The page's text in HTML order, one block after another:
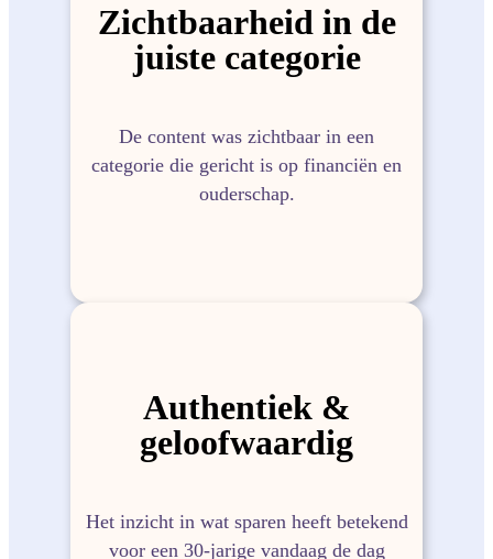
Zichtbaarheid in de
juiste categorie
De content was zichtbaar in een
categorie die gericht is op financiën en
ouderschap.
Authentiek &
geloofwaardig
Het inzicht in wat sparen heeft betekend
voor een 30-jarige vandaag de dag